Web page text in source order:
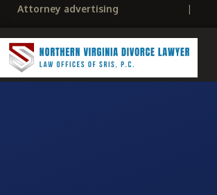
Attorney advertising |